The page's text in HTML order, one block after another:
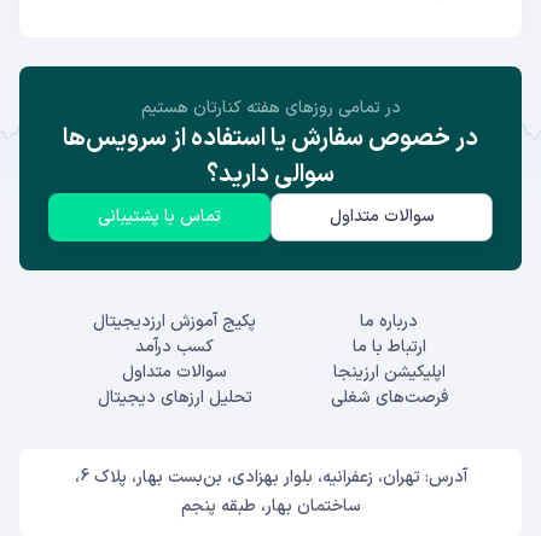
در تمامی روز‌های هفته کنارتان هستیم
در خصوص سفارش یا استفاده از سرویس‌ها
سوالی دارید؟
سوالات متداول تماس با پشتیبانی
درباره ما
ارتباط با ما
اپلیکیشن ارزینجا
فرصت‌های شغلی
پکیج آموزش ارزدیجیتال
کسب درآمد
سوالات متداول
تحلیل ارزهای دیجیتال
آدرس: تهران، زعفرانیه، بلوار بهزادی، بن‌بست بهار، پلاک 6،
ساختمان بهار، طبقه پنجم